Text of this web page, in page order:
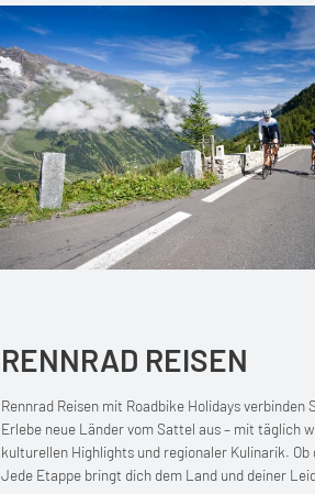
RENNRAD REISEN
Rennrad Reisen mit Roadbike Holidays verbinden
Erlebe neue Länder vom Sattel aus – mit täglich
kulturellen Highlights und regionaler Kulinarik.
Jede Etappe bringt dich dem Land und deiner